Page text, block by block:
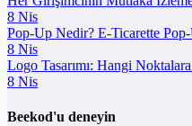
8 Nis
Pop-Up Nedir? E-Ticarette Pop-
8 Nis
Logo Tasarımı: Hangi
8 Nis
Beekod'u deneyin